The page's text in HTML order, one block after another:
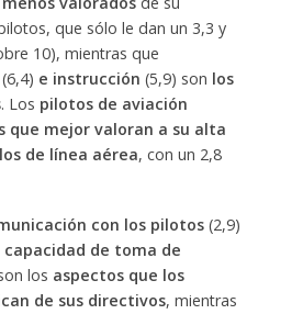
que sólo le dan un 3,3 y
10), mientras que
(6,4) e instrucción (5,9) son los
. Los pilotos de aviación
que mejor valoran a su alta
los de línea aérea, con un 2,8
con los pilotos(2,9)
capacidad de toma de
los aspectos que los
de sus directivos, mientras